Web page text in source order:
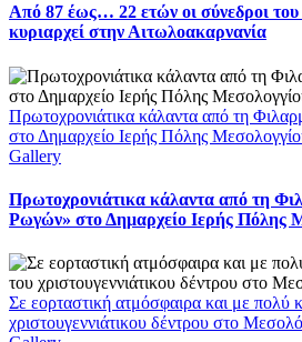
Από 87 έως… 22 ετών οι σύνεδροι
κυριαρχεί στην Αιτωλοακαρνανία
Πρωτοχρονιάτικα κάλαντα από τη
στο Δημαρχείο Ιερής Πόλης
Gallery
Πρωτοχρονιάτικα κάλαντα από τη
Ρωγών» στο Δημαρχείο Ιερής Πόλης
Σε εορταστική ατμόσφαιρα και με
χριστουγεννιάτικου δέντρου στο